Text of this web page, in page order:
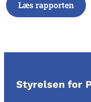
Læs rapporten
Styrelsen for